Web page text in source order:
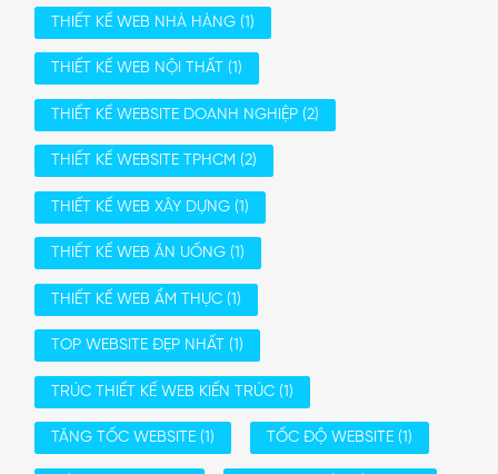
THIẾT KẾ WEB NHÀ HÀNG (1)
THIẾT KẾ WEB NỘI THẤT (1)
THIẾT KẾ WEBSITE DOANH NGHIỆP (2)
THIẾT KẾ WEBSITE TPHCM (2)
THIẾT KẾ WEB XÂY DỰNG (1)
THIẾT KẾ WEB ĂN UỐNG (1)
THIẾT KẾ WEB ẨM THỰC (1)
TOP WEBSITE ĐẸP NHẤT (1)
TRÚC THIẾT KẾ WEB KIẾN TRÚC (1)
TĂNG TỐC WEBSITE (1) TỐC ĐỘ WEBSITE(1)